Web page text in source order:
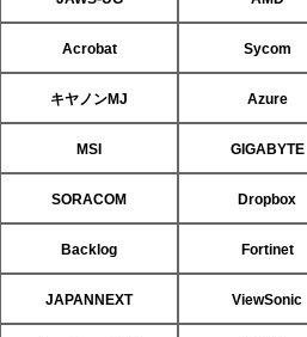
Acrobat Sycom
キヤノンMJ Azure
MSI GIGABYTE
SORACOM Dropbox
Backlog Fortinet
JAPANNEXT ViewSonic